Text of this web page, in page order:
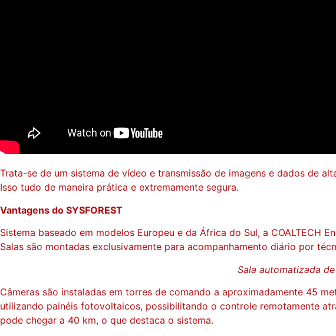
Trata-se de um sistema de vídeo e transmissão de imagens e dados de
Isso tudo de maneira prática e extremamente segura.
Vantagens do SYSFOREST
Sistema baseado em modelos Europeu e da África do Sul, a COALTECH
Salas são montadas exclusivamente para acompanhamento diário por
Sala automatizada
Câmeras são instaladas em torres de comando a aproximadamente 45
utilizando painéis fotovoltaicos, possibilitando o controle remotamente
pode chegar a 40 km, o que destaca o sistema.